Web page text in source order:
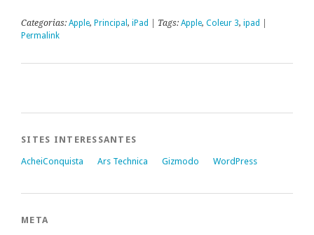
Categorias: Apple, Principal , iPad | Tags: Apple, Coleur 3, ipad
Permalink
SITES INTERESSANTES
AcheiConquista Ars Technica Gizmodo WordPress
META